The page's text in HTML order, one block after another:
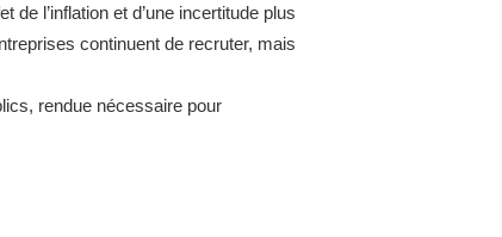
de l’inflation et d’une incertitude plus
continuent de recruter, mais
rendue nécessaire pour